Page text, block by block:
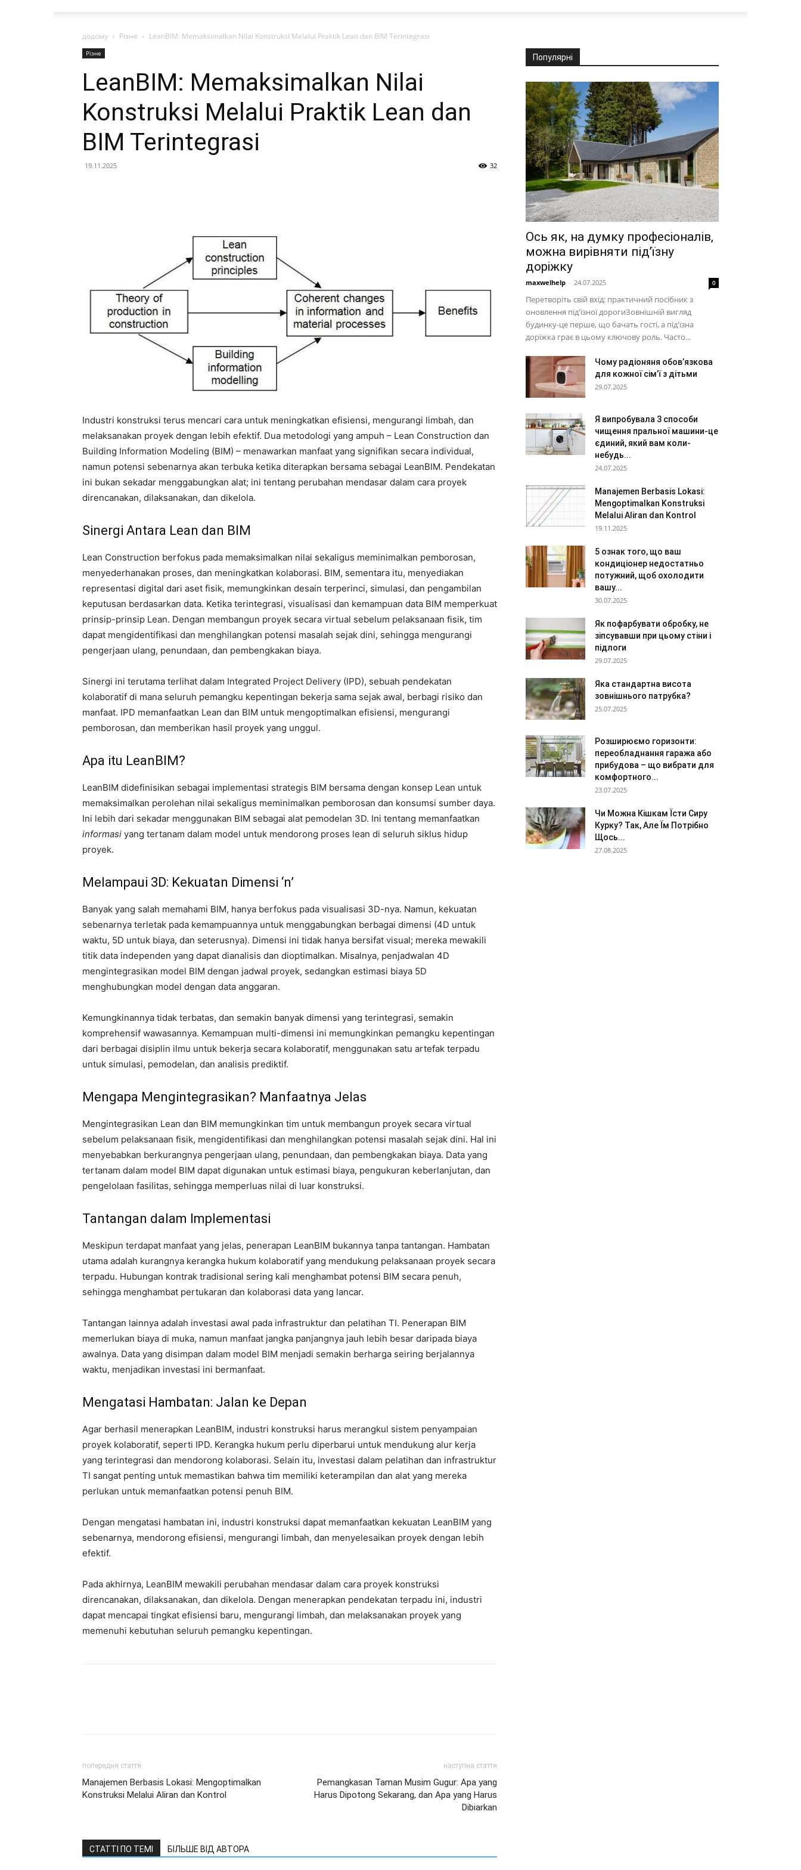
додому Різне LeanBIM: Memaksimalkan Nilai Konstruksi Melalui Praktik Lean dan BIM Terintegrasi
Різне
LeanBIM: Memaksimalkan Nilai
Konstruksi Melalui Praktik Lean dan
BIM Terintegrasi
19.11.2025 32
Industri konstruksi terus mencari cara untuk meningkatkan efisiensi, mengurangi limbah, dan
melaksanakan proyek dengan lebih efektif. Dua metodologi yang ampuh – Lean Construction dan
Building Information Modeling (BIM) – menawarkan manfaat yang signifikan secara individual,
namun potensi sebenarnya akan terbuka ketika diterapkan bersama sebagai LeanBIM. Pendekatan
ini bukan sekadar menggabungkan alat; ini tentang perubahan mendasar dalam cara proyek
direncanakan, dilaksanakan, dan dikelola.
Sinergi Antara Lean dan BIM
Lean Construction berfokus pada memaksimalkan nilai sekaligus meminimalkan pemborosan,
menyederhanakan proses, dan meningkatkan kolaborasi. BIM, sementara itu, menyediakan
representasi digital dari aset fisik, memungkinkan desain terperinci, simulasi, dan pengambilan
keputusan berdasarkan data. Ketika terintegrasi, visualisasi dan kemampuan data BIM memperkuat
prinsip-prinsip Lean. Dengan membangun proyek secara virtual sebelum pelaksanaan fisik, tim
dapat mengidentifikasi dan menghilangkan potensi masalah sejak dini, sehingga mengurangi
pengerjaan ulang, penundaan, dan pembengkakan biaya.
Sinergi ini terutama terlihat dalam Integrated Project Delivery (IPD), sebuah pendekatan
kolaboratif di mana seluruh pemangku kepentingan bekerja sama sejak awal, berbagi risiko dan
manfaat. IPD memanfaatkan Lean dan BIM untuk mengoptimalkan efisiensi, mengurangi
pemborosan, dan memberikan hasil proyek yang unggul.
Apa itu LeanBIM?
LeanBIM didefinisikan sebagai implementasi strategis BIM bersama dengan konsep Lean untuk
memaksimalkan perolehan nilai sekaligus meminimalkan pemborosan dan konsumsi sumber daya.
Ini lebih dari sekadar menggunakan BIM sebagai alat pemodelan 3D. Ini tentang memanfaatkan
informasi yang tertanam dalam model untuk mendorong proses lean di seluruh siklus hidup
proyek.
Melampaui 3D: Kekuatan Dimensi ‘n’
Banyak yang salah memahami BIM, hanya berfokus pada visualisasi 3D-nya. Namun, kekuatan
sebenarnya terletak pada kemampuannya untuk menggabungkan berbagai dimensi (4D untuk
waktu, 5D untuk biaya, dan seterusnya). Dimensi ini tidak hanya bersifat visual; mereka mewakili
titik data independen yang dapat dianalisis dan dioptimalkan. Misalnya, penjadwalan 4D
mengintegrasikan model BIM dengan jadwal proyek, sedangkan estimasi biaya 5D
menghubungkan model dengan data anggaran.
Kemungkinannya tidak terbatas, dan semakin banyak dimensi yang terintegrasi, semakin
komprehensif wawasannya. Kemampuan multi-dimensi ini memungkinkan pemangku kepentingan
dari berbagai disiplin ilmu untuk bekerja secara kolaboratif, menggunakan satu artefak terpadu
untuk simulasi, pemodelan, dan analisis prediktif.
Mengapa Mengintegrasikan? Manfaatnya Jelas
Mengintegrasikan Lean dan BIM memungkinkan tim untuk membangun proyek secara virtual
sebelum pelaksanaan fisik, mengidentifikasi dan menghilangkan potensi masalah sejak dini. Hal ini
menyebabkan berkurangnya pengerjaan ulang, penundaan, dan pembengkakan biaya. Data yang
tertanam dalam model BIM dapat digunakan untuk estimasi biaya, pengukuran keberlanjutan, dan
pengelolaan fasilitas, sehingga memperluas nilai di luar konstruksi.
Tantangan dalam Implementasi
Meskipun terdapat manfaat yang jelas, penerapan LeanBIM bukannya tanpa tantangan. Hambatan
utama adalah kurangnya kerangka hukum kolaboratif yang mendukung pelaksanaan proyek secara
terpadu. Hubungan kontrak tradisional sering kali menghambat potensi BIM secara penuh,
sehingga menghambat pertukaran dan kolaborasi data yang lancar.
Tantangan lainnya adalah investasi awal pada infrastruktur dan pelatihan TI. Penerapan BIM
memerlukan biaya di muka, namun manfaat jangka panjangnya jauh lebih besar daripada biaya
awalnya. Data yang disimpan dalam model BIM menjadi semakin berharga seiring berjalannya
waktu, menjadikan investasi ini bermanfaat.
Mengatasi Hambatan: Jalan ke Depan
Agar berhasil menerapkan LeanBIM, industri konstruksi harus merangkul sistem penyampaian
proyek kolaboratif, seperti IPD. Kerangka hukum perlu diperbarui untuk mendukung alur kerja
yang terintegrasi dan mendorong kolaborasi. Selain itu, investasi dalam pelatihan dan infrastruktur
TI sangat penting untuk memastikan bahwa tim memiliki keterampilan dan alat yang mereka
perlukan untuk memanfaatkan potensi penuh BIM.
Dengan mengatasi hambatan ini, industri konstruksi dapat memanfaatkan kekuatan LeanBIM yang
sebenarnya, mendorong efisiensi, mengurangi limbah, dan menyelesaikan proyek dengan lebih
efektif.
Pada akhirnya, LeanBIM mewakili perubahan mendasar dalam cara proyek konstruksi
direncanakan, dilaksanakan, dan dikelola. Dengan menerapkan pendekatan terpadu ini, industri
dapat mencapai tingkat efisiensi baru, mengurangi limbah, dan melaksanakan proyek yang
memenuhi kebutuhan seluruh pemangku kepentingan.
попередня стаття
Manajemen Berbasis Lokasi: Mengoptimalkan
Konstruksi Melalui Aliran dan Kontrol
наступна стаття
Pemangkasan Taman Musim Gugur: Apa yang
Harus Dipotong Sekarang, dan Apa yang Harus
Dibiarkan
СТАТТІ ПО ТЕМІ БІЛЬШЕ ВІД АВТОРА
Популярні
Ось як, на думку професіоналів,
можна вирівняти під’їзну
доріжку
maxwelhelp - 24.07.2025 0
Перетворіть свій вхід: практичний посібник з
оновлення під'їзної дорогиЗовнішній вигляд
будинку-це перше, що бачать гості, а під'їзна
доріжка грає в цьому ключову роль. Часто...
Чому радіоняня обов’язкова
для кожної сім’ї з дітьми
29.07.2025
Я випробувала 3 способи
чищення пральної машини-це
єдиний, який вам коли-
небудь...
24.07.2025
Manajemen Berbasis Lokasi:
Mengoptimalkan Konstruksi
Melalui Aliran dan Kontrol
19.11.2025
5 ознак того, що ваш
кондиціонер недостатньо
потужний, щоб охолодити
вашу...
30.07.2025
Як пофарбувати обробку, не
зіпсувавши при цьому стіни і
підлоги
29.07.2025
Яка стандартна висота
зовнішнього патрубка?
25.07.2025
Розширюємо горизонти:
переобладнання гаража або
прибудова – що вибрати для
комфортного...
23.07.2025
Чи Можна Кішкам Їсти Сиру
Курку? Так, Але Їм Потрібно
Щось...
27.08.2025